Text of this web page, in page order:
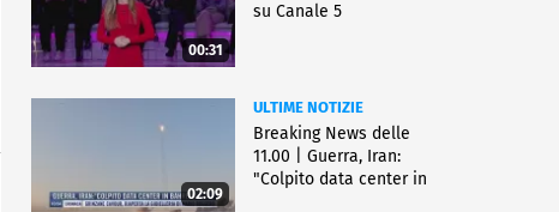
00:31
su Canale 5
02:09
ULTIME NOTIZIE
Breaking News delle
11.00 | Guerra, Iran:
"Colpito data center in